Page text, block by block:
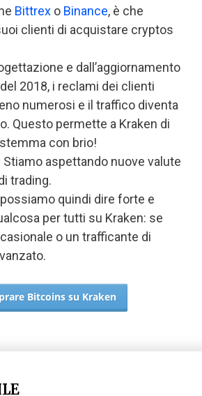
Bittrex o Binance, è che
clienti di acquistare cryptos
e dall’aggiornamento
2018, i reclami dei clienti
numerosi e il traffico diventa
Questo permette a Kraken di
con brio!
aspettando nuove valute
trading.
quindi dire forte e
per tutti su Kraken: se
o un trafficante di
Bitcoins su Kraken